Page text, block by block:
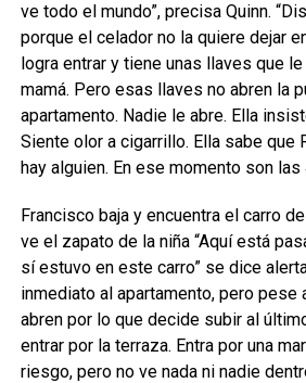
ve todo el mundo”, precisa Quinn.
porque el celador no la quiere dejar
logra entrar y tiene unas llaves que
mamá. Pero esas llaves no abren la
apartamento. Nadie le abre. Ella
Siente olor a cigarrillo. Ella sabe que
hay alguien. En ese momento son las
Francisco baja y encuentra el carro
ve el zapato de la niña “Aquí está
sí estuvo en este carro” se dice
inmediato al apartamento, pero pese
abren por lo que decide subir al
entrar por la terraza. Entra por una
riesgo, pero no ve nada ni nadie